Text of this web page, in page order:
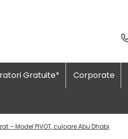
Gratuite* Corporate
Model PIVOT, culoare Abu Dhabi